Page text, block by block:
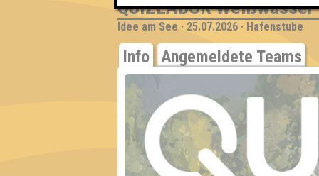
QUIZLABOR
Idee am See · 25.07.2026 · Hafenstube
Info Angemeldete Teams